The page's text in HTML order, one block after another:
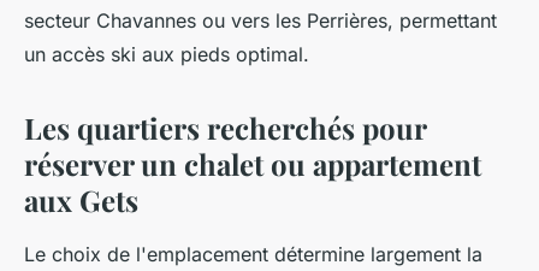
secteur Chavannes ou vers les Perrières, permettant
un accès ski aux pieds optimal.
Les quartiers recherchés pour
réserver un chalet ou appartement
aux Gets
Le choix de l'emplacement détermine largement la